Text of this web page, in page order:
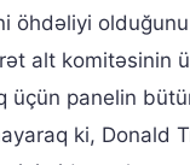
öhdəliyi
alt komitəsinin
üçün panelin
ki, Donald